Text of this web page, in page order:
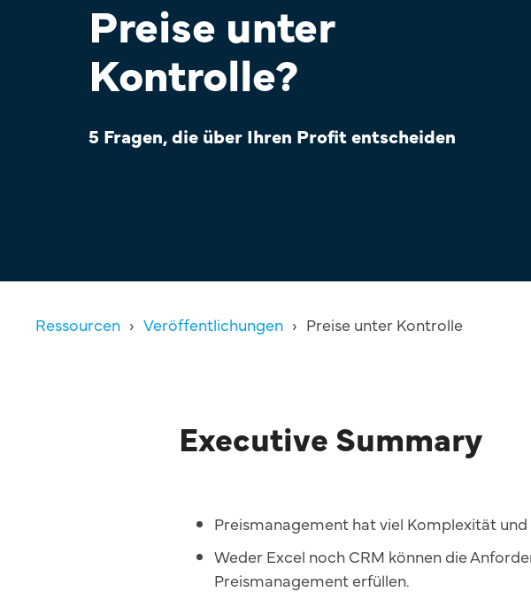
Preise unter
Kontrolle?
5 Fragen, die über Ihren Profit entscheiden
Ressourcen Veröffentlichungen Preise unter Kontrolle
Executive Summary
Preismanagement hat viel Komplexität
Weder Excel noch CRM können die
Preismanagement erfüllen.